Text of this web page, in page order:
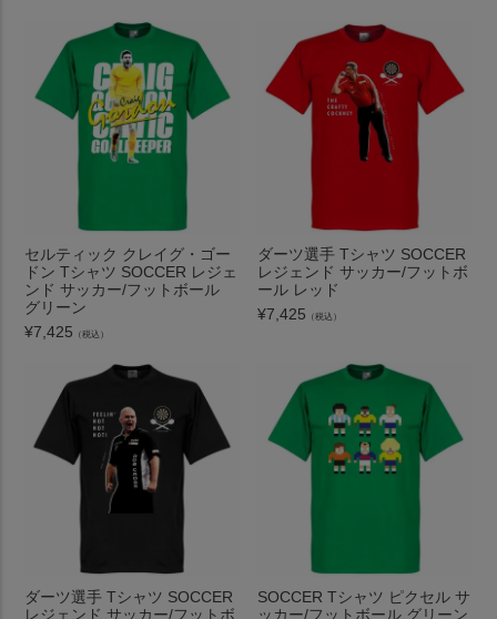
セルティック クレイグ・ゴー
ドン Tシャツ SOCCER レジェ
ンド サッカー/フットボール
グリーン
¥7,425 （税込）
ダーツ選手 Tシャツ SOCCER
レジェンド サッカー/フットボ
ール レッド
¥7,425 （税込）
ダーツ選手 Tシャツ SOCCER
レジェンド サッカー/フットボ
SOCCER Tシャツ ピクセル サ
ッカー/フットボール グリーン